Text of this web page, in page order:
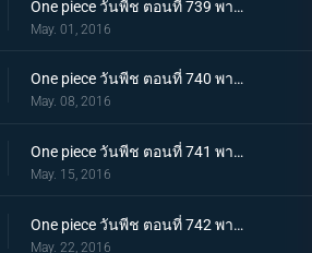
One piece วันพีช ตอนที่ 739 พากย์ไทย สิ่งมีชีวิตที่สุดแกร่ง! สี่จักรพรรดิ ไคโดร้อยอสูร!
May. 01, 2016
One piece วันพีช ตอนที่ 740 พากย์ไทย ฟูจิโทระขยับ! พันธมิตรหมวกฟางถูกปิดล้อมอย่างสมบูรณ์!
May. 08, 2016
One piece วันพีช ตอนที่ 741 พากย์ไทย สถานการณ์ฉุกเฉิน! รีเบคก้าถูกลักพาตัว!!
May. 15, 2016
One piece วันพีช ตอนที่ 742 พากย์ไทย สายสัมพันธ์พ่อลูก! เคียรอสและรีเบคก้า!
May. 22, 2016